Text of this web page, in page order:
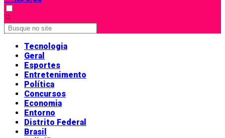
Tecnologia
Geral
Esportes
Entretenimento
Política
Concursos
Economia
Entorno
Distrito Federal
Brasil